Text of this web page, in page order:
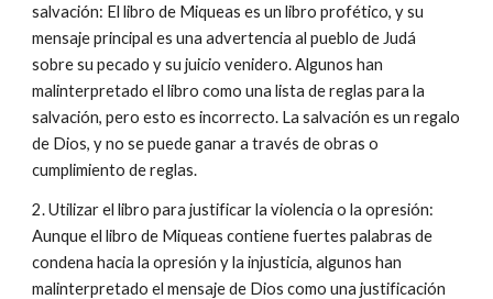
salvación: El libro de Miqueas es un libro profético, y su
mensaje principal es una advertencia al pueblo de Judá
sobre su pecado y su juicio venidero. Algunos han
malinterpretado el libro como una lista de reglas para la
salvación, pero esto es incorrecto. La salvación es un regalo
de Dios, y no se puede ganar a través de obras o
cumplimiento de reglas.
2. Utilizar el libro para justificar la violencia o la opresión:
Aunque el libro de Miqueas contiene fuertes palabras de
condena hacia la opresión y la injusticia, algunos han
malinterpretado el mensaje de Dios como una justificación